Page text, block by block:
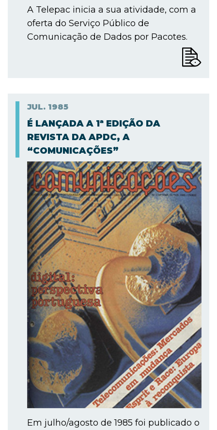
A Telepac inicia a sua atividade, com a
oferta do Serviço Público de
Comunicação de Dados por Pacotes.
JUL. 1985
É LANÇADA A 1ª EDIÇÃO DA
REVISTA DA APDC, A
“COMUNICAÇÕES”
Em julho/agosto de 1985 foi publicado o